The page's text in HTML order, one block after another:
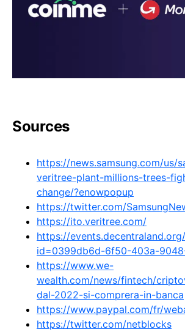
Sources
https://news.samsung.com/us/
veritree-plant-millions-trees-
change/?enowpopup
https://twitter.com/
https://ito.veritree.com/
https://
id=0399db6d-6f50-403a-
https://www.we-
wealth.com/news/fintech/
dal-2022-si-comprera-in-banca
https://www.paypal.com/fr/
https://twitter.com/netblocks